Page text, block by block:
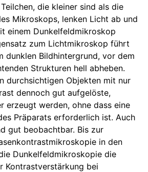
die kleiner sind als die
Mikroskops, lenken Licht ab und
einem Dunkelfeldmikroskop
zum Lichtmikroskop führt
dunklen Bildhintergrund, vor dem
Strukturen hell abheben.
durchsichtigen Objekten mit nur
dennoch gut aufgelöste,
erzeugt werden, ohne dass eine
Präparats erforderlich ist. Auch
gut beobachtbar. Bis zur
in den
Dunkelfeldmikroskopie die
Kontrastverstärkung bei